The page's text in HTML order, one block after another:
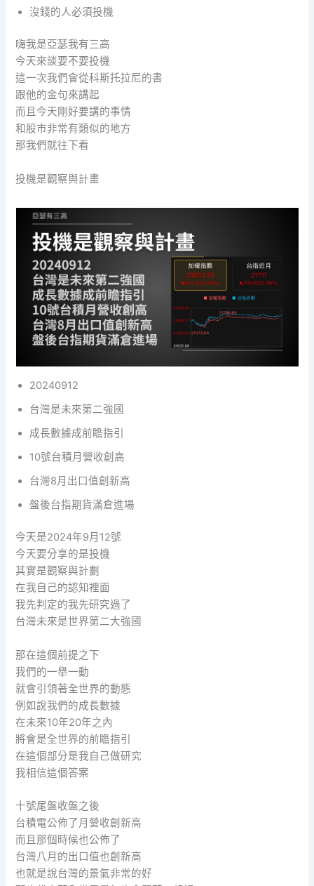
沒錢的人必須投機
嗨我是亞瑟我有三高
今天來談要不要投機
這一次我們會從科斯托拉尼的書
跟他的金句來講起
而且今天剛好要講的事情
和股市非常有類似的地方
那我們就往下看
投機是觀察與計畫
20240912
台灣是未來第二強國
成長數據成前瞻指引
10號台積月營收創高
台灣8月出口值創新高
盤後台指期貨滿倉進場
今天是2024年9月12號
今天要分享的是投機
其實是觀察與計劃
在我自己的認知裡面
我先判定的我先研究過了
台灣未來是世界第二大強國
那在這個前提之下
我們的一舉一動
就會引領著全世界的動態
例如說我們的成長數據
在未來10年20年之內
將會是全世界的前瞻指引
在這個部分是我自己做研究
我相信這個答案
十號尾盤收盤之後
台積電公佈了月營收創新高
而且那個時候也公佈了
台灣八月的出口值也創新高
也就是說台灣的景氣非常的好